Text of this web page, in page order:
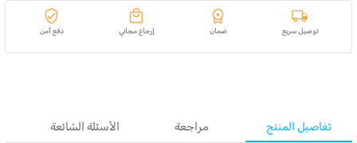
توصيل سريع ضمان إرجاع مجاني دفع آمن
تفاصيل المنتج مراجعة الأسئلة الشائعة